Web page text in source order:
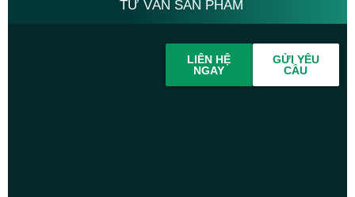
TƯ VẤN SẢN PHẨM
LIÊN HỆ
NGAY
GỬI YÊU
CẦU